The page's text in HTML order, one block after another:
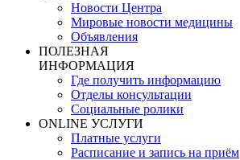
Новости Центра
Мировые новости медицины
Объявления
ПОЛЕЗНАЯ
ИНФОРМАЦИЯ
Где получить информацию
Отделы консультации
Социальные ролики
ONLINE УСЛУГИ
Платные услуги
Расписание и запись на приём